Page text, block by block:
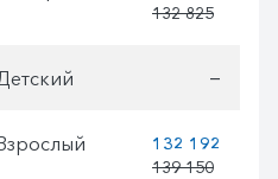
132 825
—
132 192
139 150